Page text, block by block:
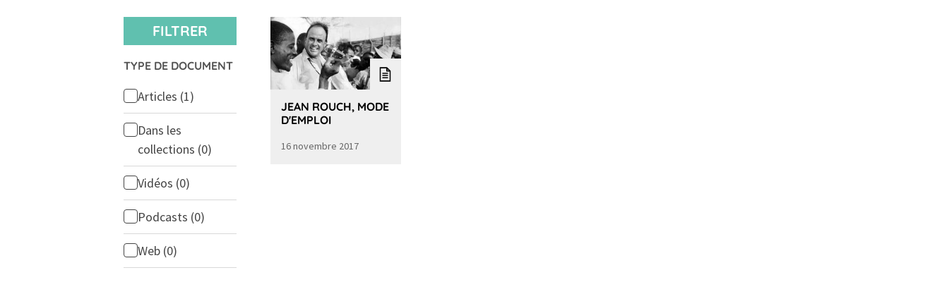
FILTRER
TYPE DE DOCUMENT
Articles (1)
Dans les
collections (0)
Vidéos (0)
Podcasts (0)
Web (0)
JEAN ROUCH, MODE
D'EMPLOI
16 novembre 2017